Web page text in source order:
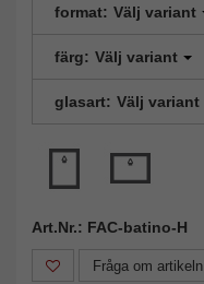
format: Välj variant
färg: Välj variant
glasart: Välj variant
Art.Nr.: FAC-batino-H
Fråga om artikeln